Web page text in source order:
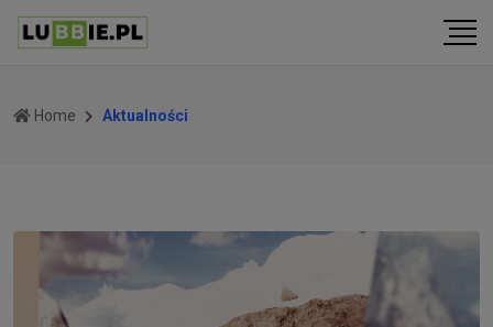
Home Aktualności